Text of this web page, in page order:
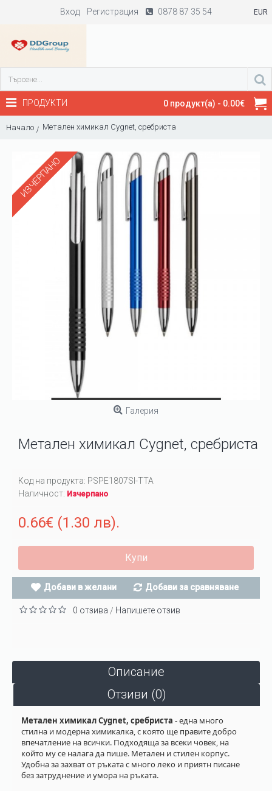
Вход Регистрация 0878 87 35 54 EUR
0 продукт(а) - 0.00€
ПРОДУКТИ
Начало Метален химикал Cygnet, сребриста
ИЗЧЕРПАНО
Галерия
Метален химикал Cygnet, сребриста
Код на продукта: PSPE1807SI-TTA
Наличност: Изчерпано
0.66€ (1.30 лв).
Купи
Добави в желани Добави за сравняване
0 отзива / Напишете отзив
Описание
Отзиви (0)
Метален химикал Cygnet, сребриста - една много
стилна и модерна химикалка, с която ще правите добро
впечатление на всички. Подходяща за всеки човек, на
който му се налага да пише. Метален и стилен корпус.
Удобна за захват от ръката с много леко и приятн писане
без затруднение и умора на ръката.